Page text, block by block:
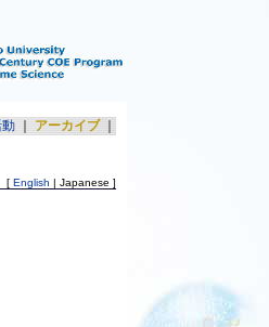
アーカイブ｜
[ English | Japanese ]